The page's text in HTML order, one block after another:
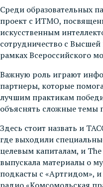
Среди образовательных
проект с ИТМО,
искусственным
сотрудничество с
рамках Всероссийского
Важную роль играют
партнеры, которые
лучшим практикам
объяснять сложные темы
Здесь стоит назвать и
где выходили
целевым капиталам, и
выпускала материалы о
подкасты с «Артгидом»,